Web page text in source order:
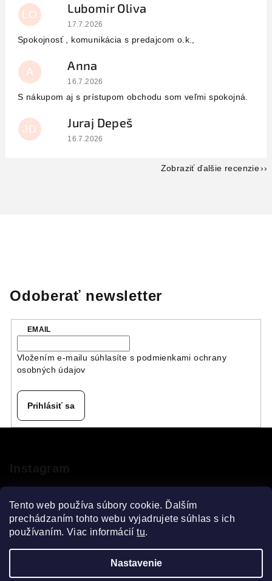
Tento web používa súbory cookie. Ďalším
prechádzaním tohto webu vyjadrujete súhlas s ich
používaním. Viac informáciítu.
Nastavenie
LO Lubomir Oliva
Hodnotenie obchodu je 5 z 5 hviezdičiek.
17.7.2026
Spokojnosť , komunikácia s predajcom o.k.,
A Anna
Hodnotenie obchodu je 5 z 5 hviezdičiek.
16.7.2026
S nákupom aj s prístupom obchodu som veľmi spokojná.
JD Juraj Depeš
Hodnotenie obchodu je 5 z 5 hviezdičiek.
16.7.2026
Zobraziť ďalšie recenzie
Odoberať newsletter
EMAIL
Vložením e-mailu súhlasíte s podmienkami ochrany
osobných údajov
Prihlásiť sa
ä
Sledovať na Instagrame